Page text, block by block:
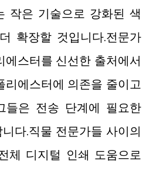
작은 기술으로 강화된 색
확장할 것입니다.전문가
에스터를 신선한 출처에서
리에스터에 의존을 줄이고
들은 전송 단계에 필요한
다.직물 전문가들 사이의
체 디지털 인쇄 도움으로